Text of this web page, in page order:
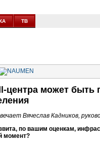
новых условиях
ТВ
может быть
Вячеслав Кадников,
по вашим оценкам,
момент?